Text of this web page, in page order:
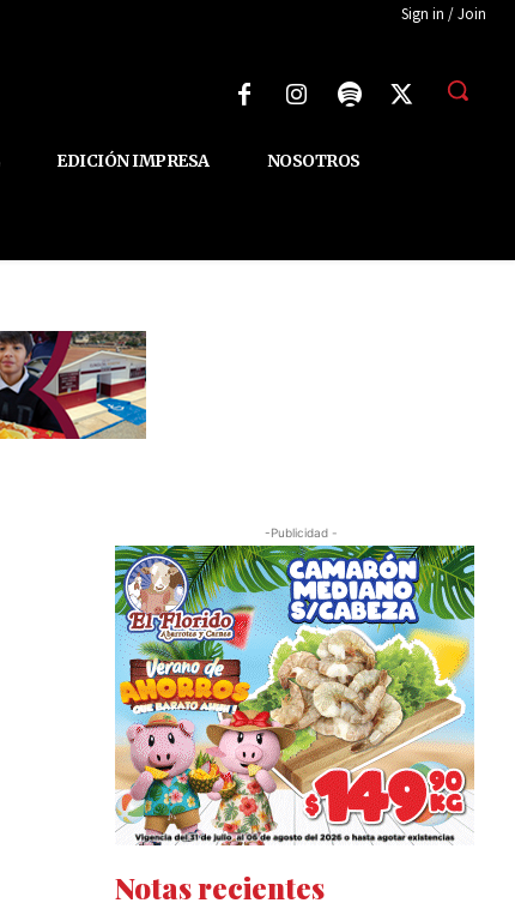
Sign in / Join
EDICIÓN IMPRESA NOSOTROS
-Publicidad -
Notas recientes